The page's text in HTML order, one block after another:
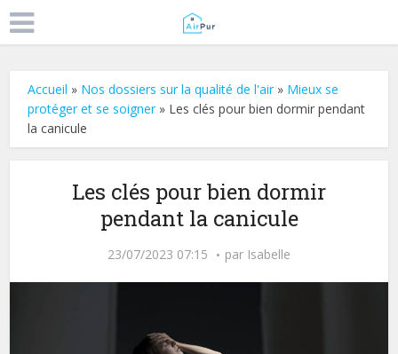
Accueil » Nos dossiers sur la qualité de l'air» Mieux se
protéger et se soigner» Les clés pour bien dormir pendant
la canicule
Les clés pour bien dormir
pendant la canicule
23/07/2023 07:15 par Isabelle